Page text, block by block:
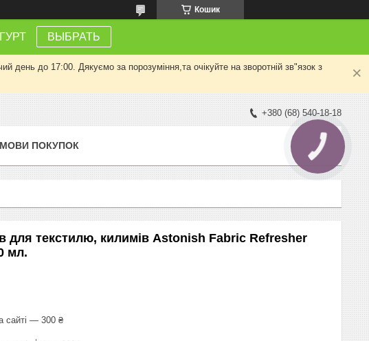
Кошик
ВЫБРАТЬ
до 17:00. Дякуємо за порозуміння,та очікуйте на зворотній зв"язок з
+380 (68) 540-18-18
ПОКУПОК
для текстилю, килимів Astonish Fabric Refresher
мл.
сайті — 300 ₴
КНОПКА
ЗВ'ЯЗКУ